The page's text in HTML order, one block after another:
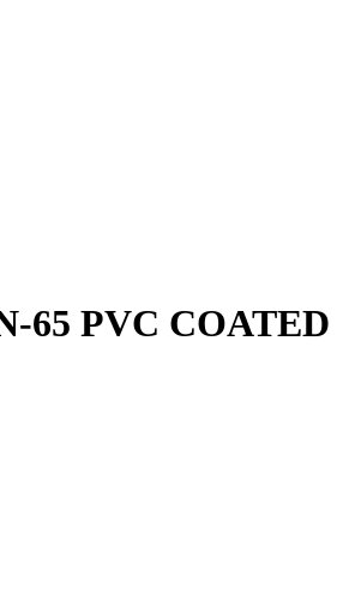
65 PVC COATED